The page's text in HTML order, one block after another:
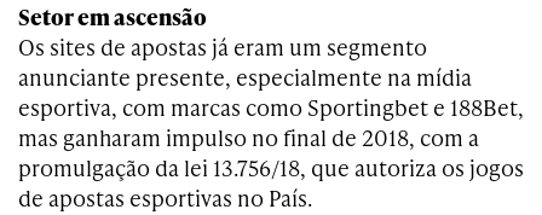
Setor em ascensão
Os sites de apostas já eram um segmento
anunciante presente, especialmente na mídia
esportiva, com marcas como Sportingbet e 188Bet,
mas ganharam impulso no final de 2018, com a
promulgação da lei 13.756/18, que autoriza os jogos
de apostas esportivas no País.